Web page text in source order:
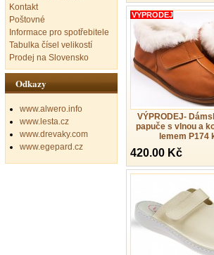
VÝPRODEJ-
papuče s vlnou a
lemem P174
VÝPRODEJ
420.00 Kč
Kontakt
Poštovné
Informace pro spotřebitele
Tabulka čísel velikostí
Prodej na Slovensko
Odkazy
www.alwero.info
www.lesta.cz
www.drevaky.com
www.egepard.cz